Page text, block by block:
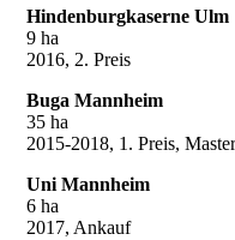
Hindenburgkaserne Ulm
9 ha
2016, 2. Preis
Buga Mannheim
35 ha
2015-2018, 1. Preis,
Uni Mannheim
6 ha
2017, Ankauf